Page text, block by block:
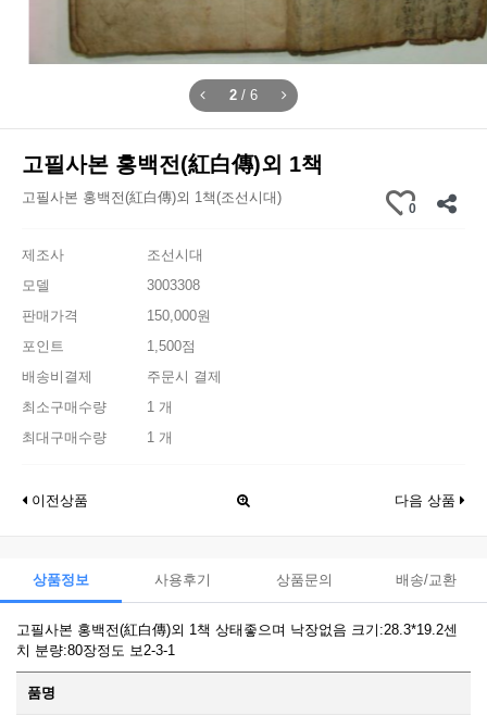
2 / 6
고필사본 홍백전(紅白傳)외 1책
고필사본 홍백전(紅白傳)외 1책(조선시대)
0
제조사
조선시대
모델
3003308
판매가격
150,000원
포인트
1,500점
배송비결제
주문시 결제
최소구매수량
1 개
최대구매수량
1 개
이전상품 다음 상품
상품정보 사용후기 상품문의 배송/교환
고필사본 홍백전(紅白傳)외 1책 상태좋으며 낙장없음 크기:28.3*19.2센
치 분량:80장정도 보2-3-1
품명